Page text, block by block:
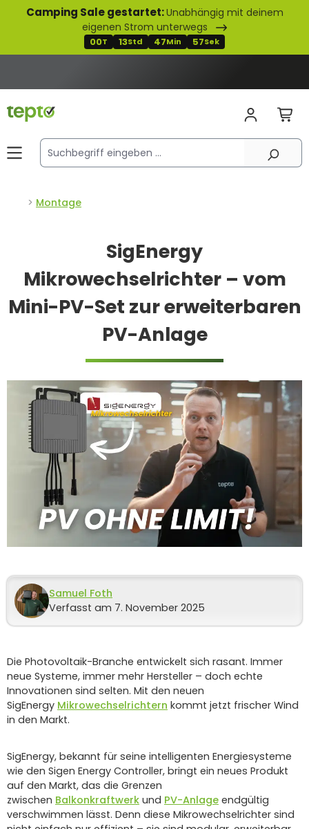
springen
Camping Sale gestartet:Unabhängig mit deinem
eigenen Strom unterwegs
00T 13Std 47Min 56Sek
Montage
SigEnergy
Mikrowechselrichter – vom
Mini-PV-Set zur erweiterbaren
PV-Anlage
Samuel Foth
Verfasst am 7. November 2025
Die Photovoltaik-Branche entwickelt sich rasant. Immer
neue Systeme, immer mehr Hersteller – doch echte
Innovationen sind selten. Mit den neuen
SigEnergy Mikrowechselrichtern kommt jetzt frischer Wind
in den Markt.
SigEnergy, bekannt für seine intelligenten Energiesysteme
wie den Sigen Energy Controller, bringt ein neues Produkt
auf den Markt, das die Grenzen
zwischen Balkonkraftwerk und PV-Anlage endgültig
verschwimmen lässt. Denn diese Mikrowechselrichter sind